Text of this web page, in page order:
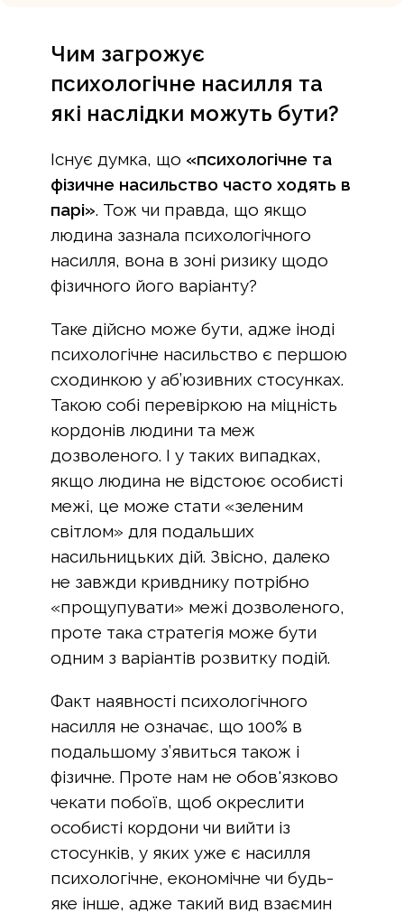
Чим загрожує
психологічне насилля та
які наслідки можуть бути?
Існує думка, що «психологічне та
фізичне насильство часто ходять в
парі». Тож чи правда, що якщо
людина зазнала психологічного
насилля, вона в зоні ризику щодо
фізичного його варіанту?
Таке дійсно може бути, адже іноді
психологічне насильство є першою
сходинкою у аб’юзивних стосунках.
Такою собі перевіркою на міцність
кордонів людини та меж
дозволеного. І у таких випадках,
якщо людина не відстоює особисті
межі, це може стати «зеленим
світлом» для подальших
насильницьких дій. Звісно, далеко
не завжди кривднику потрібно
«прощупувати» межі дозволеного,
проте така стратегія може бути
одним з варіантів розвитку подій.
Факт наявності психологічного
насилля не означає, що 100% в
подальшому з’явиться також і
фізичне. Проте нам не обов'язково
чекати побоїв, щоб окреслити
особисті кордони чи вийти із
стосунків, у яких уже є насилля
психологічне, економічне чи будь-
яке інше, адже такий вид взаємин